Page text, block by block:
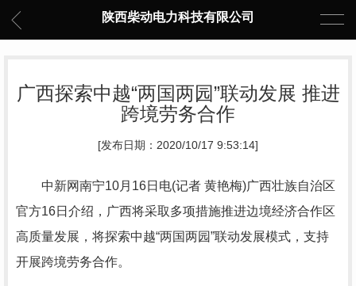
陕西柴动电力科技有限公司
广西探索中越“两国两园”联动发展 推进
跨境劳务合作
[发布日期：2020/10/17 9:53:14]
中新网南宁10月16日电(记者 黄艳梅)广西壮族自治区
官方16日介绍，广西将采取多项措施推进边境经济合作区
高质量发展，将探索中越“两国两园”联动发展模式，支持
开展跨境劳务合作。